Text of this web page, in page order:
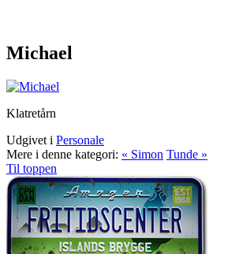
Michael
Klatretårn
Udgivet i Personale
Mere i denne kategori: « Simon Tunde »
Til toppen